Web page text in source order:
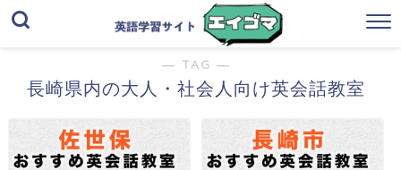
― TAG ―
長崎県内の大人・社会人向け英会話教室